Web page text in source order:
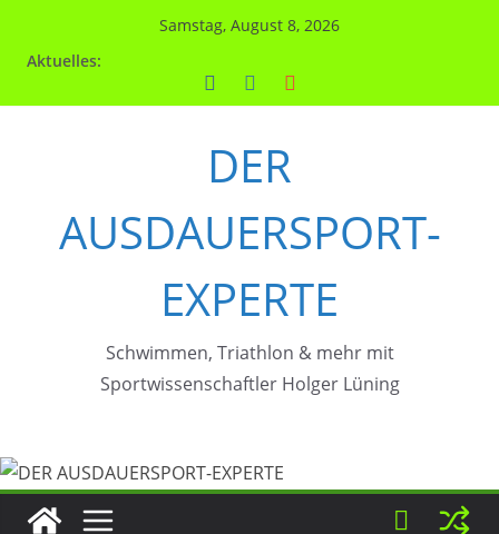
Samstag, August 8, 2026
Aktuelles:
DER
AUSDAUERSPORT-
EXPERTE
Schwimmen, Triathlon & mehr mit
Sportwissenschaftler Holger Lüning